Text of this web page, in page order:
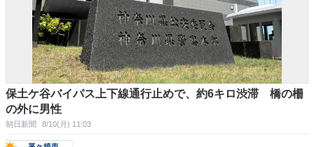
保土ケ谷バイパス上下線通行止めで、約6キロ渋滞 橋の柵
の外に男性
朝日新聞 8/10(月) 11:03